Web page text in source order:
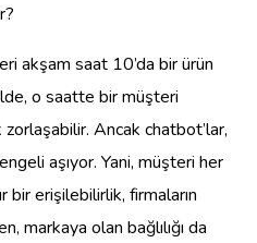
akşam saat 10’da bir ürün
o saatte bir müşteri
Ancak chatbot’lar,
aşıyor. Yani, müşteri her
erişilebilirlik, firmaların
markaya olan bağlılığı da